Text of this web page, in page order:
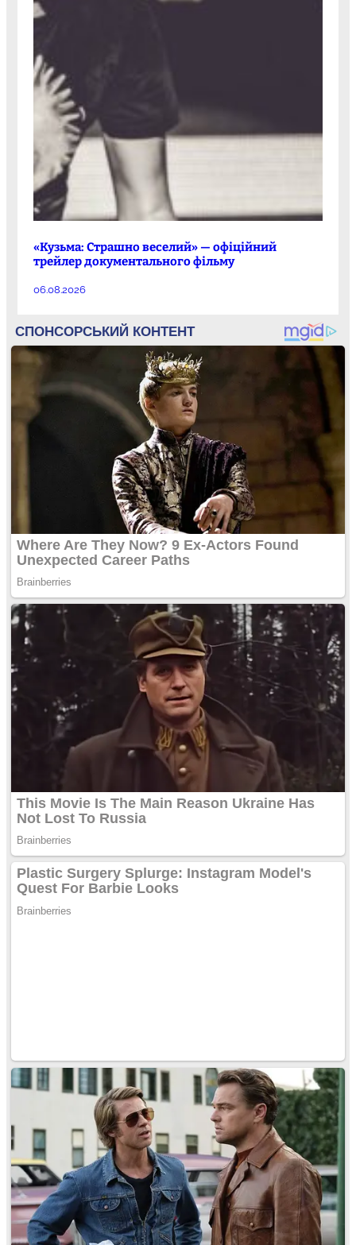
«Кузьма: Страшно веселий» — офіційний
трейлер документального фільму
06.08.2026